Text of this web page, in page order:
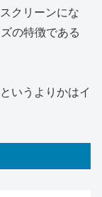
クリーンにな
の特徴である
いうよりかはイ